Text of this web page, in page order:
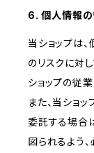
6. 個人情報
当ショップは
のリスクに対
ショップの従
また、当ショ
委託する場合
図られるよう